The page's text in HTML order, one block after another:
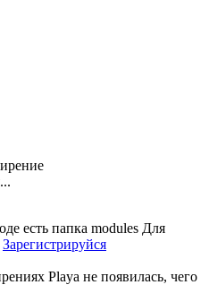
есть папка modules Для
Зарегистрируйся
Playa не появилась, чего